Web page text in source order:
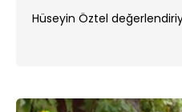
Hüseyin Öztel